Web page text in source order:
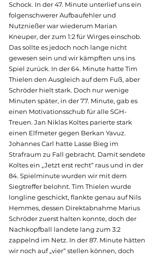
Schock. In der 47. Minute unterlief uns ein
folgenschwerer Aufbaufehler und
Nutznießer war wiederum Marian
Kneuper, der zum 1:2 für Wirges einschob.
Das sollte es jedoch noch lange nicht
gewesen sein und wir kämpften uns ins
Spiel zurück. In der 64. Minute hatte Tim
Thielen den Ausgleich auf dem Fuß, aber
Schröder hielt stark. Doch nur wenige
Minuten später, in der 77. Minute, gab es
einen Motivationsschub für alle SGH-
Treuen. Jan Niklas Koltes parierte stark
einen Elfmeter gegen Berkan Yavuz.
Johannes Carl hatte Lasse Bieg im
Strafraum zu Fall gebracht. Damit sendete
Koltes ein „Jetzt erst recht“ raus und in der
84. Spielminute wurden wir mit dem
Siegtreffer belohnt. Tim Thielen wurde
longline geschickt, flankte genau auf Nils
Hemmes, dessen Direktabnahme Marius
Schröder zuerst halten konnte, doch der
Nachkopfball landete lang zum 3:2
zappelnd im Netz. In der 87. Minute hätten
wir noch auf „vier“ stellen können, doch